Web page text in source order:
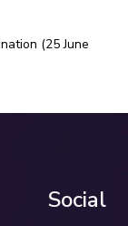
(25 June
Social